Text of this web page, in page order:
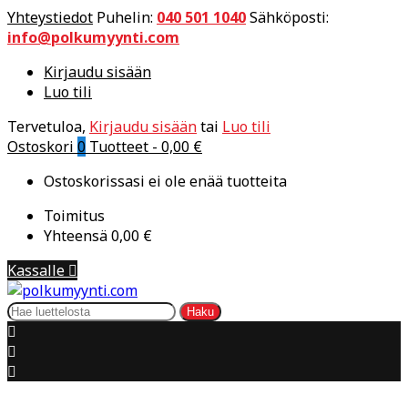
Yhteystiedot Puhelin: 040 501 1040Sähköposti:
info@polkumyynti.com
Kirjaudu sisään
Luo tili
Tervetuloa, Kirjaudu sisääntai Luo tili
Ostoskori 0 Tuotteet - 0,00 €
Ostoskorissasi ei ole enää tuotteita
Toimitus
Yhteensä0,00 €
Kassalle 
Haku


